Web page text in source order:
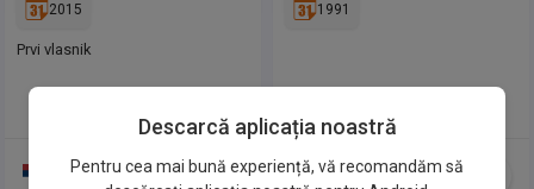
2015
Prvi vlasnik
1991
Descarcă aplicația noastră
Pentru cea mai bună experiență, vă recomandăm să